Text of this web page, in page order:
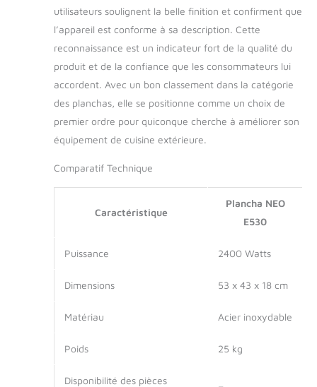
utilisateurs soulignent la belle finition et confirment que
l’appareil est conforme à sa description. Cette
reconnaissance est un indicateur fort de la qualité du
produit et de la confiance que les consommateurs lui
accordent. Avec un bon classement dans la catégorie
des planchas, elle se positionne comme un choix de
premier ordre pour quiconque cherche à améliorer son
équipement de cuisine extérieure.
Comparatif Technique
Caractéristique
Plancha NEO
E530
Puissance 2400 Watts
Dimensions 53 x 43 x 18 cm
Matériau Acier inoxydable
Poids 25 kg
Disponibilité des pièces